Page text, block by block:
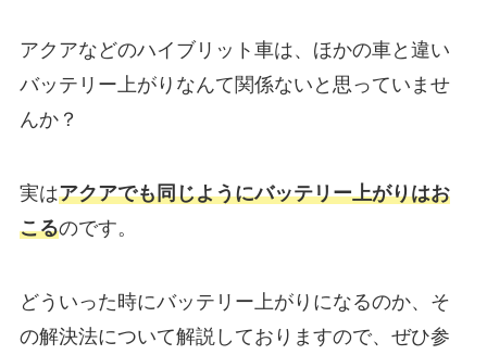
アクアなどのハイブリット車は、ほかの車と違い
バッテリー上がりなんて関係ないと思っていませ
んか？
実はアクアでも同じようにバッテリー上がりはお
こるのです。
どういった時にバッテリー上がりになるのか、そ
の解決法について解説しておりますので、ぜひ参